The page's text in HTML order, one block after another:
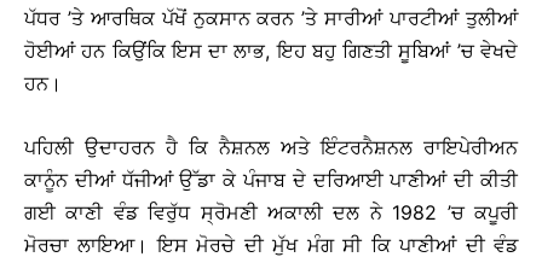
ਪੱਧਰ ’ਤੇ ਆਰਥਿਕ ਪੱਖੋਂ ਨੁਕਸਾਨ ਕਰਨ ’ਤੇ ਸਾਰੀਆਂ ਪਾਰਟੀਆਂ ਤੁਲੀਆਂ
ਹੋਈਆਂ ਹਨ ਕਿਉਂਕਿ ਇਸ ਦਾ ਲਾਭ, ਇਹ ਬਹੁ ਗਿਣਤੀ ਸੂਬਿਆਂ ’ਚ ਵੇਖਦੇ
ਹਨ।
ਪਹਿਲੀ ਉਦਾਹਰਨ ਹੈ ਕਿ ਨੈਸ਼ਨਲ ਅਤੇ ਇੰਟਰਨੈਸ਼ਨਲ ਰਾਇਪੇਰੀਅਨ
ਕਾਨੂੰਨ ਦੀਆਂ ਧੱਜੀਆਂ ਉੱਡਾ ਕੇ ਪੰਜਾਬ ਦੇ ਦਰਿਆਈ ਪਾਣੀਆਂ ਦੀ ਕੀਤੀ
ਗਈ ਕਾਣੀ ਵੰਡ ਵਿਰੁੱਧ ਸ੍ਰੋਮਣੀ ਅਕਾਲੀ ਦਲ ਨੇ 1982 ’ਚ ਕਪੂਰੀ
ਮੋਰਚਾ ਲਾਇਆ। ਇਸ ਮੋਰਚੇ ਦੀ ਮੁੱਖ ਮੰਗ ਸੀ ਕਿ ਪਾਣੀਆਂ ਦੀ ਵੰਡ